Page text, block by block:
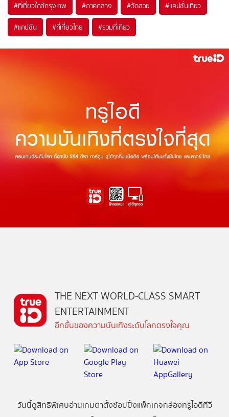
#ที่เที่ยวใกล้กรุงเทพ #ภาคกลาง #วัดสวย #แคปชั่นเที่ยว
#แคปชั่น #ที่เที่ยวไทย #รวมที่เที่ยว
THE NEXT WORLD-CLASS SMART
ENTERTAINMENT
อีกขั้นของความบันเทิงระดับโลกตรงใจคุณ
วันนี้ดูสิทธิพิเศษอ่านเกมตาตั้งช้อปปิ้งแพ็กเกจกล่องทรูไอดีทีวี